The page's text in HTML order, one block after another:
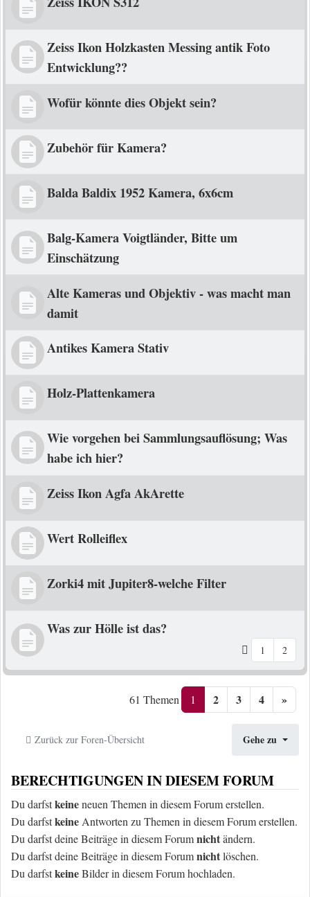
Zeiss Ikon Holzkasten Messing antik Foto
Entwicklung??
Wofür könnte dies Objekt sein?
Zubehör für Kamera?
Balda Baldix 1952 Kamera, 6x6cm
Balg-Kamera Voigtländer, Bitte um
Einschätzung
Alte Kameras und Objektiv - was macht man
damit
Antikes Kamera Stativ
Holz-Plattenkamera
Wie vorgehen bei Sammlungsauflösung; Was
habe ich hier?
Zeiss Ikon Agfa AkArette
Wert Rolleiflex
Zorki4 mit Jupiter8-welche Filter
Was zur Hölle ist das?
1 2
61 Themen 1 2 3 4 »
Zurück zur Foren-Übersicht Gehe zu
BERECHTIGUNGEN IN DIESEM FORUM
Du darfstkeineneuen Themen in diesem Forum erstellen.
Du darfstkeine Antworten zu Themen in diesem Forum erstellen.
Du darfst deine Beiträge in diesem Forumnichtändern.
Du darfst deine Beiträge in diesem Forumnichtlöschen.
Du darfstkeineBilder in diesem Forum hochladen.